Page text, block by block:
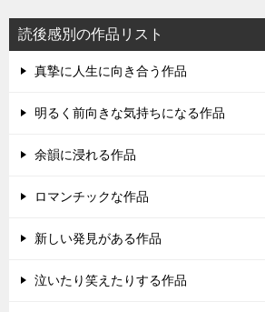
読後感別の作品リスト
真摯に人生に向き合う作品
明るく前向きな気持ちになる作品
余韻に浸れる作品
ロマンチックな作品
新しい発見がある作品
泣いたり笑えたりする作品